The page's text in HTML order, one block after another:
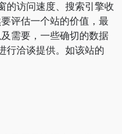
的访问速度、搜索引擎收
评估一个站的价值，最
需要，一些确切的数据
行洽谈提供。如该站的